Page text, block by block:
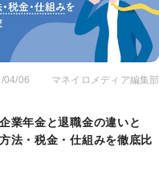
04/06 マネイロメディア編集部
業年金と退職金の違いと
法・税金・仕組みを徹底比